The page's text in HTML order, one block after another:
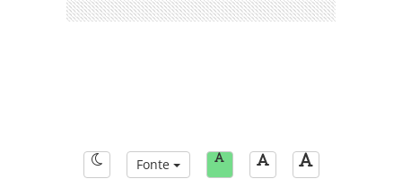
Fonte